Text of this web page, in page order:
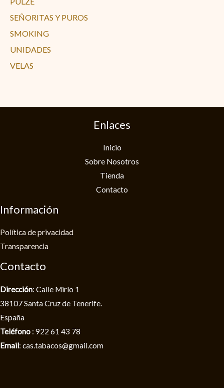
SEÑORITAS Y PUROS
SMOKING
UNIDADES
VELAS
Enlaces
Inicio
Sobre Nosotros
Tienda
Contacto
Información
Política de privacidad​
Transparencia
Contacto
Dirección: Calle Mirlo 1
38107 Santa Cruz de Tenerife.
España
Teléfono : 922 61 43 78
Email: cas.tabacos@gmail.com